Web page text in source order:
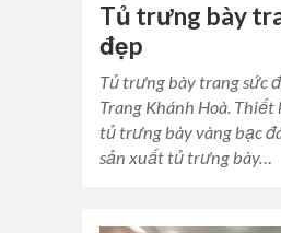
Tủ trưng bày
đẹp
Tủ trưng bày trang sức
Trang Khánh Hoà. Thiết
tủ trưng bày vàng bạc
sản xuất tủ trưng bày…